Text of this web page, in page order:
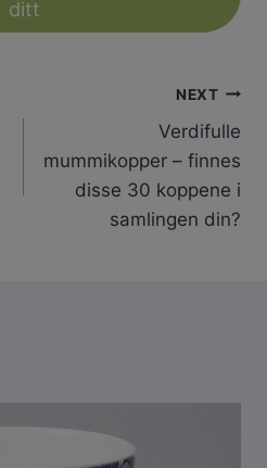
ditt
NEXT
Verdifulle
mummikopper – finnes
disse 30 koppene i
samlingen din?